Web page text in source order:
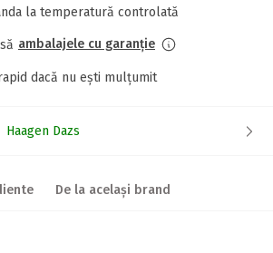
la temperatură controlată
ambalajele cu garanție
dacă nu ești mulțumit
Haagen Dazs
De la același brand